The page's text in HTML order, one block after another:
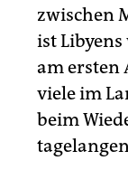
zwischen
ist
am ersten
viele im
beim